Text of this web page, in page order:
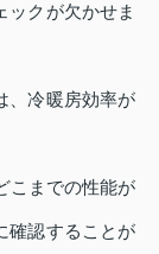
ックが欠かせま
、冷暖房効率が
こまでの性能が
確認することが